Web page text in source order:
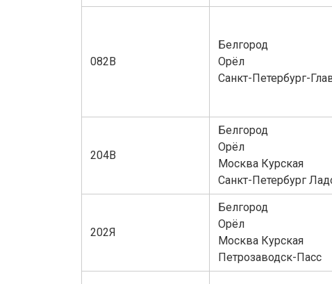
082В
Белгород
Орёл
Санкт-Петербург-
204В
Белгород
Орёл
Москва Курская
Санкт-Петербург
202Я
Белгород
Орёл
Москва Курская
Петрозаводск-Пасс